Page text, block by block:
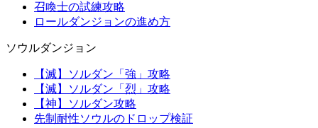
召喚士の試練攻略
ロールダンジョンの進め方
ソウルダンジョン
【滅】ソルダン「強」攻略
【滅】ソルダン「烈」攻略
【神】ソルダン攻略
先制耐性ソウルのドロップ検証